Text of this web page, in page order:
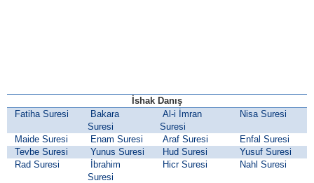
İshak Danış
Fatiha Suresi
Bakara
Suresi
Al-i İmran
Suresi
Nisa Suresi
Maide Suresi Enam Suresi Araf Suresi
Enfal Suresi
Tevbe Suresi
Yunus Suresi Hud Suresi
Yusuf Suresi
Rad Suresi
İbrahim
Suresi
Hicr Suresi Nahl Suresi